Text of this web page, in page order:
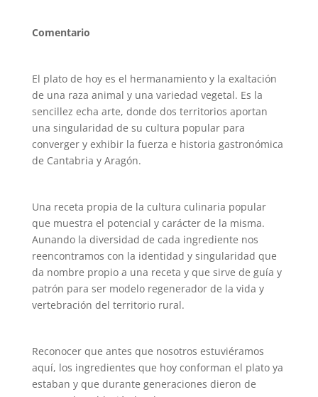
Comentario
El plato de hoy es el hermanamiento y la exaltación
de una raza animal y una variedad vegetal. Es la
sencillez echa arte, donde dos territorios aportan
una singularidad de su cultura popular para
converger y exhibir la fuerza e historia gastronómica
de Cantabria y Aragón.
Una receta propia de la cultura culinaria popular
que muestra el potencial y carácter de la misma.
Aunando la diversidad de cada ingrediente nos
reencontramos con la identidad y singularidad que
da nombre propio a una receta y que sirve de guía y
patrón para ser modelo regenerador de la vida y
vertebración del territorio rural.
Reconocer que antes que nosotros estuviéramos
aquí, los ingredientes que hoy conforman el plato ya
estaban y que durante generaciones dieron de